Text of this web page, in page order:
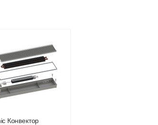
Подробнее об оплате
Конвектор